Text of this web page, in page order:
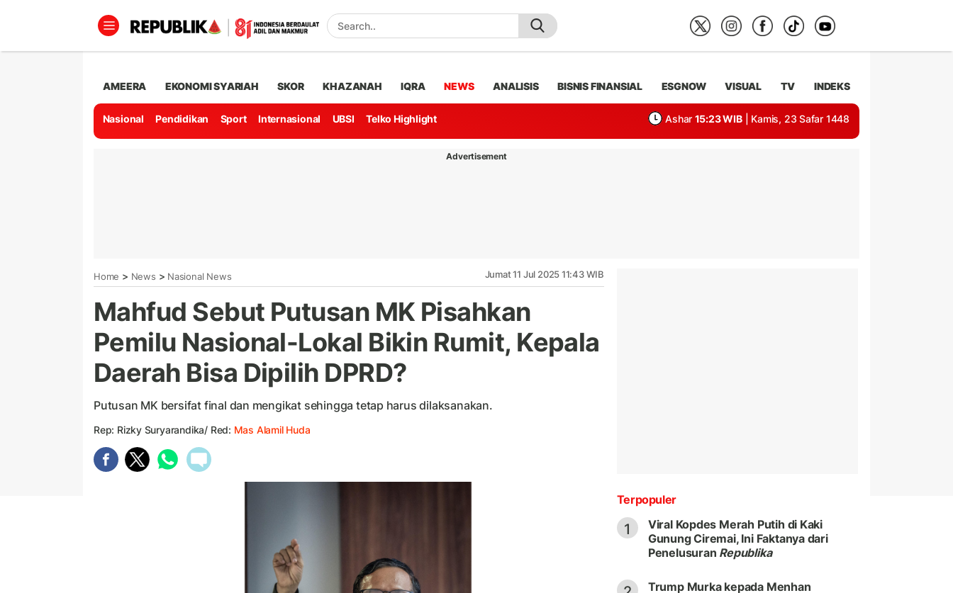
AMEERA EKONOMI SYARIAH SKOR KHAZANAH IQRA NEWS ANALISIS BISNIS FINANSIAL ESGNOW VISUAL TV INDEKS
Nasional Pendidikan Sport Internasional UBSI Telko Highlight Ashar 15:23 WIB | Kamis, 23 Safar 1448
Advertisement
Home > News > Nasional News Jumat 11 Jul 2025 11:43 WIB
Mahfud Sebut Putusan MK Pisahkan
Pemilu Nasional-Lokal Bikin Rumit, Kepala
Daerah Bisa Dipilih DPRD?
Putusan MK bersifat final dan mengikat sehingga tetap harus dilaksanakan.
Rep: Rizky Suryarandika/ Red: Mas Alamil Huda
Terpopuler
1
Viral Kopdes Merah Putih di Kaki
Gunung Ciremai, Ini Faktanya dari
Penelusuran Republika
Trump Murka kepada Menhan